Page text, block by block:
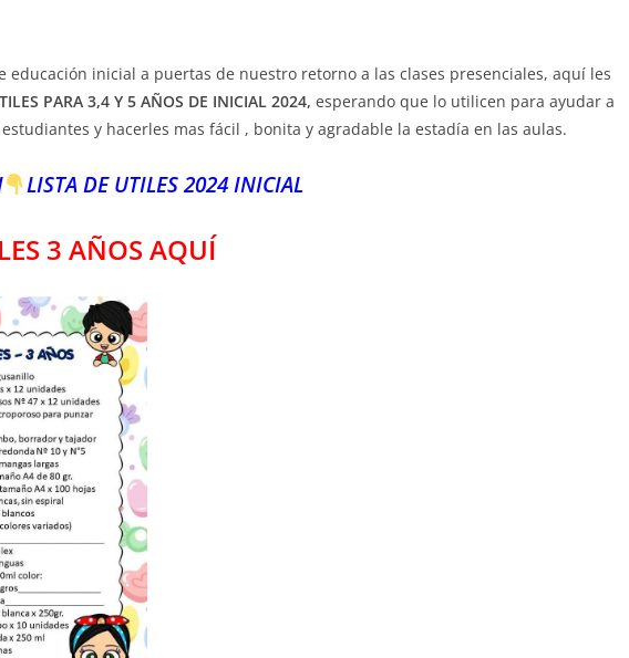
educación inicial a puertas de nuestro retorno a las clases presenciales, aquí les
PARA 3,4 Y 5 AÑOS DE INICIAL 2024, esperando que lo utilicen para ayudar a
y hacerles mas fácil , bonita y agradable la estadía en las aulas.
LISTA DE UTILES 2024 INICIAL
3 AÑOS AQUÍ